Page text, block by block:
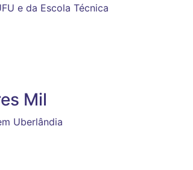
e da Escola Técnica
Mil
Uberlândia